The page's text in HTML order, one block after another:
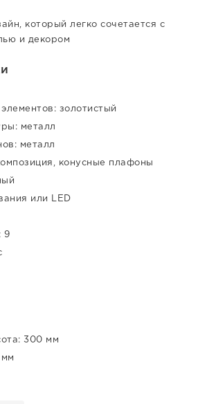
который легко сочетается с
и декором
золотистый
металл
металл
конусные плафоны
или LED
9
300 мм
мм